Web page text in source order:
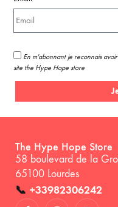
En m'abonnant je reconnais
site the Hype Hope store
The Hype Hope Store
58 boulevard de la
65100 Lourdes
📞 +33982306242